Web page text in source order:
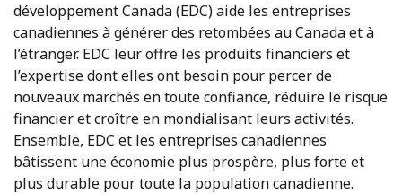
développement Canada (EDC) aide les entreprises
canadiennes à générer des retombées au Canada et à
l’étranger. EDC leur offre les produits financiers et
l’expertise dont elles ont besoin pour percer de
nouveaux marchés en toute confiance, réduire le risque
financier et croître en mondialisant leurs activités.
Ensemble, EDC et les entreprises canadiennes
bâtissent une économie plus prospère, plus forte et
plus durable pour toute la population canadienne.